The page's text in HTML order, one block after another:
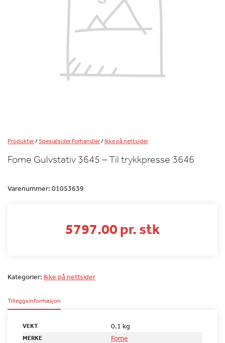
Produkter/Spesialsider Forhandler/Ikke på nettsider
Fome Gulvstativ 3645 – Til trykkpresse 3646
Varenummer: 01053639
5797.00 pr. stk
Kategorier: Ikke på nettsider
Tilleggsinformasjon
VEKT 0.1 kg
MERKE Fome